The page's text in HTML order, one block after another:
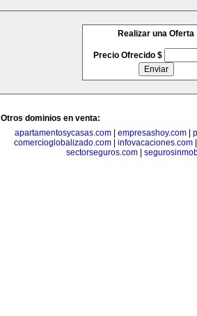
Realizar una Oferta
Precio Ofrecido $
Otros dominios en venta:
apartamentosycasas.com| empresashoy.com|
comercioglobalizado.com
infovacaciones.com
sectorseguros.com